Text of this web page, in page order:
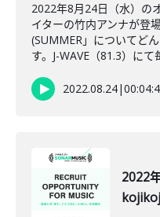
2022年8月24日（水）の
イターの竹内アンナが登
(SUMMER」についてど
す。J-WAVE（81.3）にて
2022.08.24|
2022